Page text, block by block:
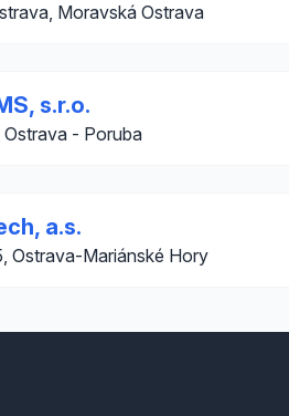
Moravská Ostrava
s.r.o.
- Poruba
a.s.
Ostrava-Mariánské Hory